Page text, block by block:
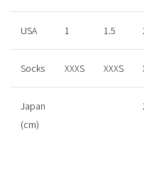
USA 1 1.5
Socks XXXS XXXS
Japan
(cm)